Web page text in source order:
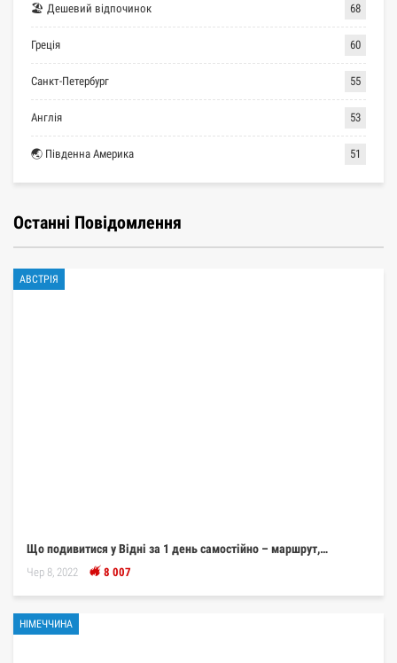
🏖 Дешевий відпочинок 68
Греція 60
Санкт-Петербург 55
Англія 53
🌏 Південна Америка 51
Останні Повідомлення
АВСТРІЯ
Що подивитися у Відні за 1 день самостійно – маршрут,…
Чер 8, 2022 8 007
НІМЕЧЧИНА